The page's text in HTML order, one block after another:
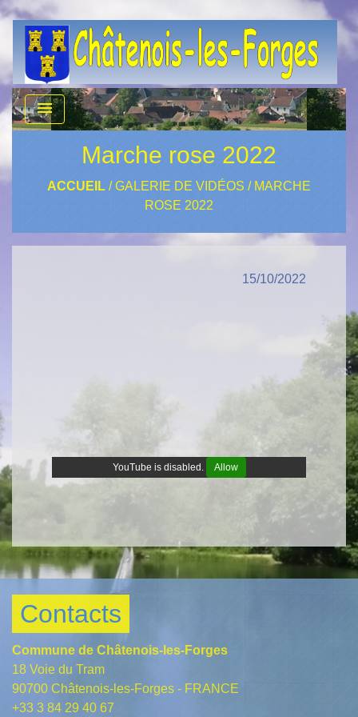
menu
Marche rose 2022
ACCUEIL /GALERIE DE VIDÉOS / MARCHE
ROSE 2022
15/10/2022
YouTube is disabled. Allow
Contacts
Commune de Châtenois-les-Forges
18 Voie du Tram
90700 Châtenois-les-Forges - FRANCE
+33 3 84 29 40 67